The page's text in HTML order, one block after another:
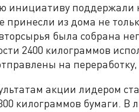
инициативу поддержали
принесли из дома не
была собрана
2400 килограммов
на
акции лидером
килограммов бумаги. В